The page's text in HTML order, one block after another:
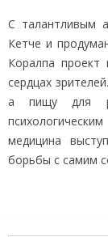
С талантливым
Кетче и
Коралпа
сердцах
а пищу для
медицина
борьбы с самим